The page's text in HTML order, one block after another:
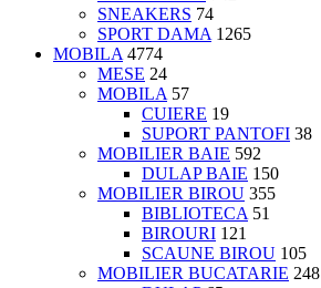
SNEAKERS 74
SPORT DAMA 1265
MOBILA 4774
MESE 24
MOBILA 57
CUIERE 19
SUPORT PANTOFI 38
MOBILIER BAIE 592
DULAP BAIE 150
MOBILIER BIROU 355
BIBLIOTECA 51
BIROURI 121
SCAUNE BIROU 105
MOBILIER BUCATARIE 248